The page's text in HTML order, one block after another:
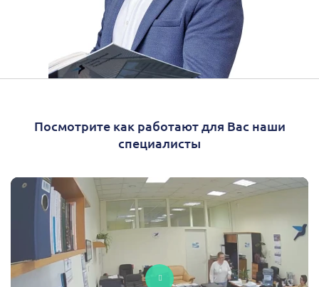
Посмотрите как работают для Вас наши
специалисты